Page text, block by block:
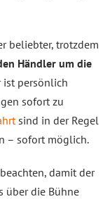
beliebter, trotzdem
Händler um die
ist persönlich
sofort zu
sind in der Regel
– sofort möglich.
damit der
über die Bühne